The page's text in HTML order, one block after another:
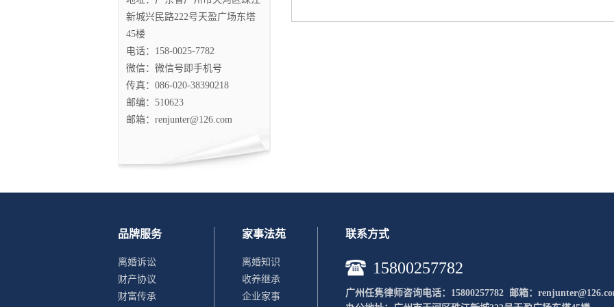
新城兴民路222号天盈广场东塔
45楼
电话：158-0025-7782
微信：微信号即手机号
传真：086-020-38390218
邮编：510623
邮箱：renjunter@126.com
品牌服务 家事法苑 联系方式
离婚诉讼
财产协议
财富传承
离婚知识
收养继承
企业家事
15800257782
广州任隽律师咨询电话：15800257782 邮箱：